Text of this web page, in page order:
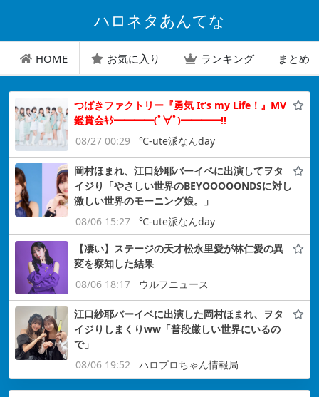
ハロネタあんてな
HOME お気に入り ランキング まとめ
つばきファクトリー『勇気 It’s my Life！』MV
鑑賞会ｷﾀ━━━━(ﾟ∀ﾟ)━━━━!!
08/27 00:29
℃-ute派なんday
岡村ほまれ、江口紗耶バーイベに出演してヲタ
イジり「やさしい世界のBEYOOOOONDSに対し
激しい世界のモーニング娘。」
08/06 15:27
℃-ute派なんday
【凄い】ステージの天才松永里愛が林仁愛の異
変を察知した結果
08/06 18:17
ウルフニュース
江口紗耶バーイベに出演した岡村ほまれ、ヲタ
イジりしまくりww「普段厳しい世界にいるの
で」
08/06 19:52
ハロプロちゃん情報局